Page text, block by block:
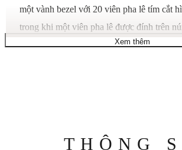
một vành bezel với 20 viên pha lê tím cắt
trong khi một viên pha lê được đính trên
pha lê cắt hình chữ nhật cũng làm nổi bật
này có khả năng chống nước ở độ sâu 50
Xem thêm
THÔNG